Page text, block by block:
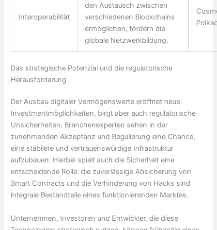
Interoperabilität
den Austausch zwischen
verschiedenen Blockchains
ermöglichen, fördern die
globale Netzwerkbildung.
Das strategische Potenzial und die regulatorische
Herausforderung
Der Ausbau digitaler Vermögenswerte eröffnet neue
Investmentmöglichkeiten, birgt aber auch regulatorische
Unsicherheiten. Branchenexperten sehen in der
zunehmenden Akzeptanz und Regulierung eine Chance,
eine stabilere und vertrauenswürdige Infrastruktur
aufzubauen. Hierbei spielt auch die Sicherheit eine
entscheidende Rolle: die zuverlässige Absicherung von
Smart Contracts und die Verhinderung von Hacks sind
integrale Bestandteile eines funktionierenden Marktes.
Unternehmen, Investoren und Entwickler, die diese